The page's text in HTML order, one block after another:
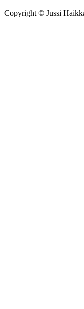
Copyright © Jussi